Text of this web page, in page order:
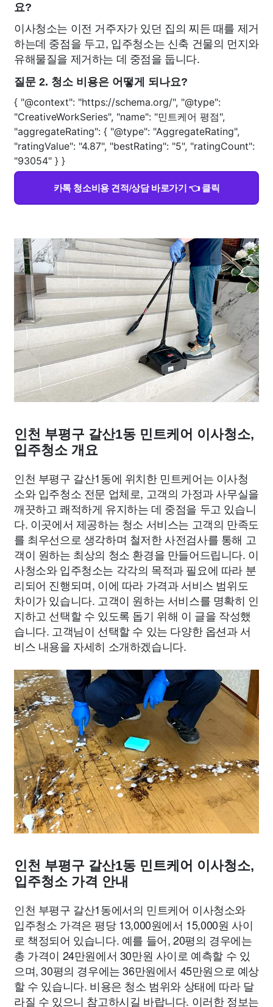
요?
이사청소는 이전 거주자가 있던 집의 찌든 때를 제거
하는데 중점을 두고, 입주청소는 신축 건물의 먼지와
유해물질을 제거하는 데 중점을 둡니다.
질문 2. 청소 비용은 어떻게 되나요?
{ "@context": "https://schema.org/", "@type":
"CreativeWorkSeries", "name": "민트케어 평점",
"aggregateRating": { "@type": "AggregateRating",
"ratingValue": "4.87", "bestRating": "5", "ratingCount":
"93054" } }
카톡 청소비용 견적/상담 바로가기 👈 클릭
인천 부평구 갈산1동 민트케어 이사청소,
입주청소 개요
인천 부평구 갈산1동에 위치한 민트케어는 이사청
소와 입주청소 전문 업체로, 고객의 가정과 사무실을
깨끗하고 쾌적하게 유지하는 데 중점을 두고 있습니
다. 이곳에서 제공하는 청소 서비스는 고객의 만족도
를 최우선으로 생각하며 철저한 사전검사를 통해 고
객이 원하는 최상의 청소 환경을 만들어드립니다. 이
사청소와 입주청소는 각각의 목적과 필요에 따라 분
리되어 진행되며, 이에 따라 가격과 서비스 범위도
차이가 있습니다. 고객이 원하는 서비스를 명확히 인
지하고 선택할 수 있도록 돕기 위해 이 글을 작성했
습니다. 고객님이 선택할 수 있는 다양한 옵션과 서
비스 내용을 자세히 소개하겠습니다.
인천 부평구 갈산1동 민트케어 이사청소,
입주청소 가격 안내
인천 부평구 갈산1동에서의 민트케어 이사청소와
입주청소 가격은 평당 13,000원에서 15,000원 사이
로 책정되어 있습니다. 예를 들어, 20평의 경우에는
총 가격이 24만원에서 30만원 사이로 예측할 수 있
으며, 30평의 경우에는 36만원에서 45만원으로 예상
할 수 있습니다. 비용은 청소 범위와 상태에 따라 달
라질 수 있으니 참고하시길 바랍니다. 이러한 정보는